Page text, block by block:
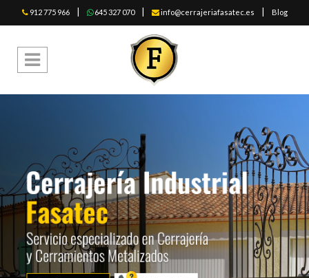
912 775 966 645 327 070 info@cerrajeriafasatec.es Blog